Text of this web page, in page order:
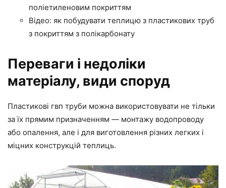
поліетиленовим покриттям
Відео: як побудувати теплицю з пластикових труб
з покриттям з полікарбонату
Переваги і недоліки
матеріалу, види споруд
Пластикові гвп труби можна використовувати не тільки
за їх прямим призначенням — монтажу водопроводу
або опалення, але і для виготовлення різних легких і
міцних конструкцій теплиць.